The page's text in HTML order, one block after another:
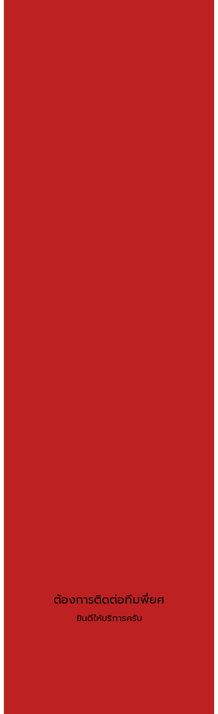
ต้องการติดต่อทีมพี่ยศ
ยินดีให้บริการครับ